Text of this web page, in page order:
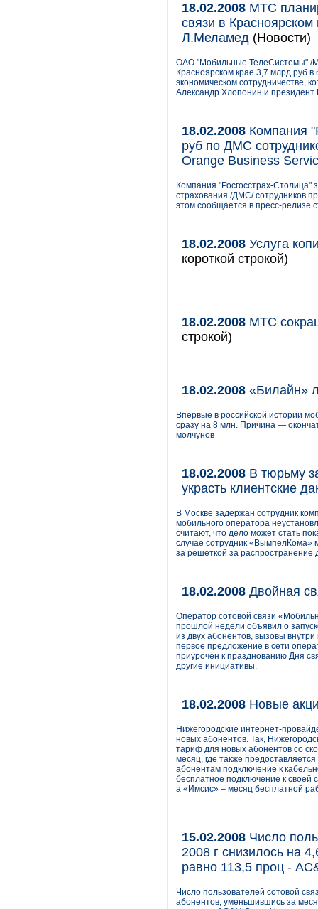
18.02.2008 МТС
связи в
Л.Меламед (Новости)
ОАО "Мобильные ТелеСистемы" /
Красноярском крае 3,7 млрд руб
экономическом сотрудничестве,
Александр Хлопонин и
18.02.2008 Компания
руб по ДМС
Orange Business
Компания "Росгосстрах-Столица"
страхования /ДМС/ сотрудников
этом сообщается в пресс-релизе
18.02.2008 Услуга
короткой строкой)
18.02.2008 МТС
строкой)
18.02.2008 «Билайн»
Впервые в российской истории
сразу на 8 млн. Причина —
молчунов
18.02.2008 В тюрьму
украсть клиентские
В Москве задержан сотрудник
мобильного оператора
считают, что дело может стать
случае сотрудник «ВымпелКома»
за решеткой за распространение
18.02.2008 Двойная
Оператор сотовой связи
прошлой недели объявил о
из двух абонентов, вызовы
первое предложение в сети
приурочен к празднованию Дня
другие инициативы.
18.02.2008 Новые
Нижегородские интернет-
новых абонентов. Так,
тариф для новых абонентов со
месяц, где также
абонентам подключение к
бесплатное подключение к своей
а «Имсис» – месяц бесплатной
15.02.2008 Число
2008 г снизилось на
равно 113,5 проц -
Число пользователей сотовой
абонентов, уменьшившись за